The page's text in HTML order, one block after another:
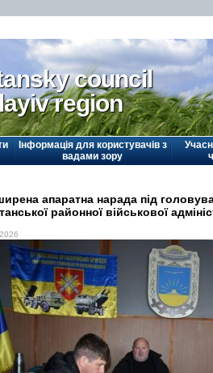
council
region
Інформація для користувачів з
вадами зору
апаратна нарада під
районної військової